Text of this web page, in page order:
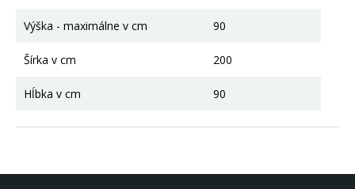
Výška - maximálne v cm 90
Šírka v cm 200
Hĺbka v cm 90